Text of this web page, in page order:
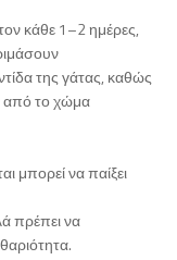
κάθε 1–2 ημέρες,
της γάτας, καθώς
από το χώμα
μπορεί να παίξει
πρέπει να